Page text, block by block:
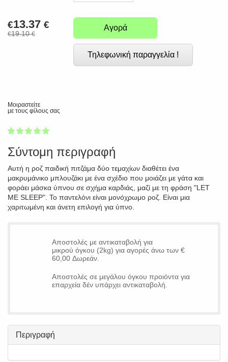
€13.37 €
€19.10€
Αγορά
Τηλεφωνική παραγγελία !
Μοιραστείτε
με τους φίλους σας
1
2
3
4
5
Σύντομη περιγραφή
Αυτή η ροζ παιδική πιτζάμα δύο τεμαχίων διαθέτει ένα
μακρυμάνικο μπλουζάκι με ένα σχέδιο που μοιάζει με γάτα και
φοράει μάσκα ύπνου σε σχήμα καρδιάς, μαζί με τη φράση "LET
ME SLEEP". Το παντελόνι είναι μονόχρωμο ροζ. Είναι μια
χαριτωμένη και άνετη επιλογή για ύπνο.
Αποστολές με αντικαταβολή για
μικρού όγκου (2kg) για αγορές άνω των €
60,00 Δωρεάν.
Αποστολές σε μεγάλου όγκου προιόντα για
επαρχεία δέν υπάρχει αντικαταβολή.
Περιγραφή